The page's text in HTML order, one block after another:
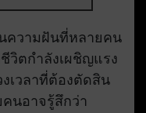
นความฝันที่หลายคน
วิตกำลังเผชิญแรง
เวลาที่ต้องตัดสิน
คนอาจรู้สึกว่า